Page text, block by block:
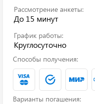
Рассмотрение анкеты:
До 15 минут
График работы:
Круглосуточно
Способы получения:
Варианты погашения: